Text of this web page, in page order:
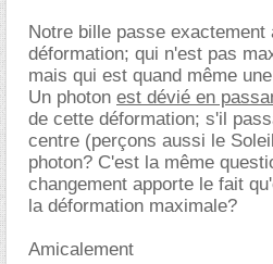
Notre bille passe exactement
déformation; qui n'est pas
mais qui est quand même
Un photon est dévié en
de cette déformation; s'il
centre (perçons aussi le Soleil
photon? C'est la même
changement apporte le fait
la déformation maximale?
Amicalement